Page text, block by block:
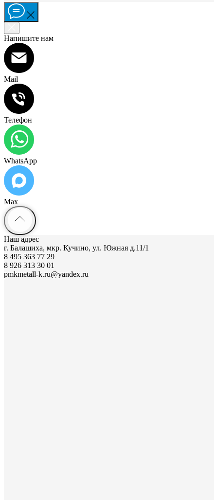
Напишите нам
Mail
Телефон
WhatsApp
Max
Наш адрес
г. Балашиха, мкр. Кучино, ул. Южная д.11/1
8 495 363 77 29
8 926 313 30 01
pmkmetall-k.ru@yandex.ru